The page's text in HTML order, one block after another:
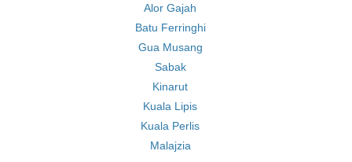
Alor Gajah
Batu Ferringhi
Gua Musang
Sabak
Kinarut
Kuala Lipis
Kuala Perlis
Malajzia